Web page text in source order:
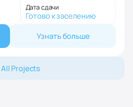
Дата сдачи
Готово к заселению
Узнать больше
All Projects